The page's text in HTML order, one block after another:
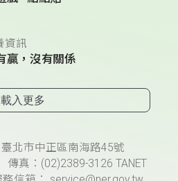
資訊
贏，沒有關係
載入更多
北市中正區南海路45號
真：(02)2389-3126 TANET